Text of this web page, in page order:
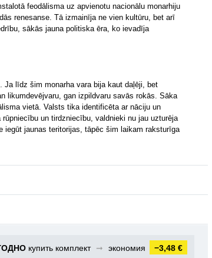
feodālisma uz apvienotu nacionālu monarhiju
renesanse. Tā izmainīja ne vien kultūru, bet arī
sākās jauna politiska ēra, ko ievadīja
Ja līdz šim monarha vara bija kaut daļēji, bet
likumdevējvaru, gan izpildvaru savās rokās. Sāka
vietā. Valsts tika identificēta ar nāciju un
un tirdzniecību, valdnieki nu jau uzturēja
jaunas teritorijas, tāpēc šim laikam raksturīga
купить комплект ➞ экономия −3,48 €